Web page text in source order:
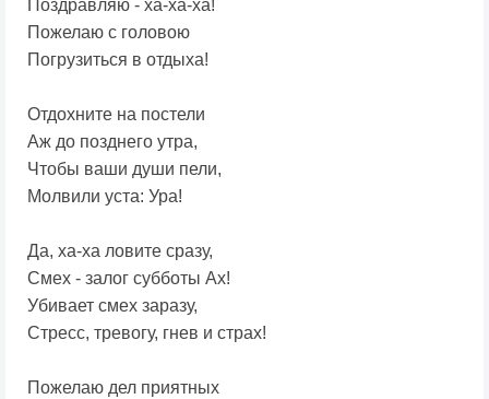
Поздравляю - ха-ха-ха!
Пожелаю с головою
Погрузиться в отдыха!
Отдохните на постели
Аж до позднего утра,
Чтобы ваши души пели,
Молвили уста: Ура!
Да, ха-ха ловите сразу,
Смех - залог субботы Ах!
Убивает смех заразу,
Стресс, тревогу, гнев и страх!
Пожелаю дел приятных